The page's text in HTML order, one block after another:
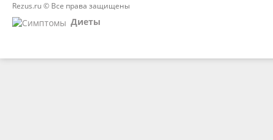
Rezus.ru © Все права защищены
Диеты